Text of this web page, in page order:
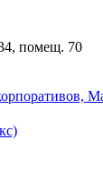
помещ. 70